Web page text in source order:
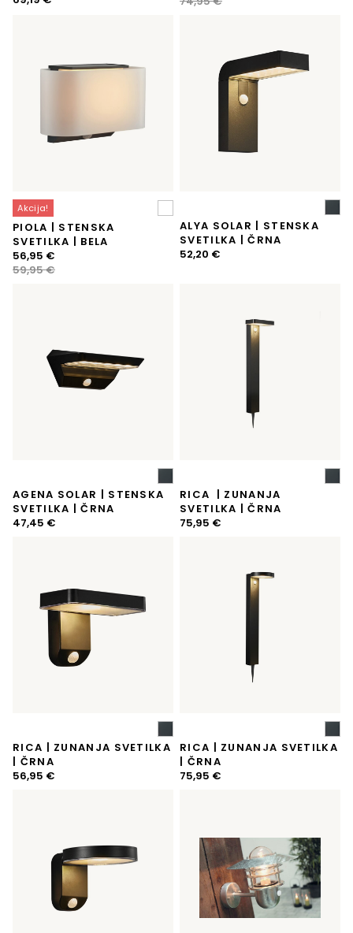
Akcija!
PIOLA | STENSKA
SVETILKA | BELA
59,95€
Izvirna
cena
56,95 €
Trenutna
cena
ALYA SOLAR | STENSKA
SVETILKA | ČRNA
52,20 €
AGENA SOLAR | STENSKA
SVETILKA | ČRNA
47,45 €
RICA | ZUNANJA
SVETILKA | ČRNA
75,95 €
RICA | ZUNANJA SVETILKA
| ČRNA
56,95 €
RICA | ZUNANJA SVETILKA
| ČRNA
75,95 €